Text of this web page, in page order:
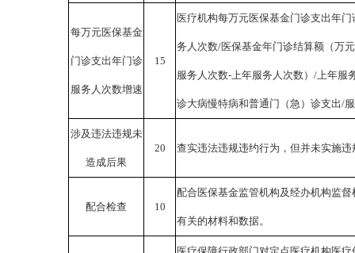
每万元医保基金
门诊支出年门诊
服务人次数增速
15
医疗机构每万元医保基金门诊支出年
务人次数/医保基金年门诊结算额（万
服务人次数-上年服务人次数）/上年服
诊大病慢特病和普通门（急）诊支出/
涉及违法违规未
造成后果
20 查实违法违规违约行为，但并未实施
配合检查 10
配合医保基金监管机构及经办机构监
有关的材料和数据。